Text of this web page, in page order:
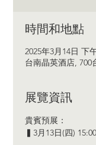
時間和地點
2025年3月14日 下
台南晶英酒店,
展覽資訊
貴賓預展：
▍3月13日(四)